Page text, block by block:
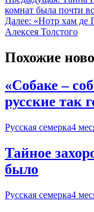
комнат была почти
Далее: «Нотр хам де
Алексея Толстого
Похожие
«Собаке –
русские так
Русская семерка4
Тайное
было
Русская семерка4